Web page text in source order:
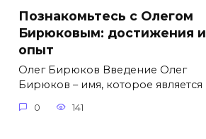
Познакомьтесь с Олегом
Бирюковым: достижения и
опыт
Олег Бирюков Введение Олег
Бирюков – имя, которое является
0 141